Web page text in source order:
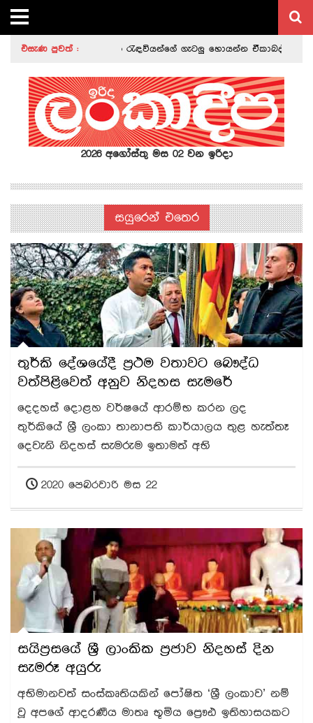
එසැණ පුවත් :
බන්ධනාගාර රැඳවියන්ගේ ගැටලු හොයන්න ඒකාබද්ධ යාන්ත්‍රණයක්
සංචාරක වීසාවලින් රැකියා කළ චීන්නුන්ට ලක්ෂ 70වක දඩ |
2026 අගෝස්තු මස 02 වන ඉරිදා
සයුරෙන් එතෙර
තුර්කි දේශයේදී ප්‍රථම වතාවට බෞද්ධ
වත්පිළිවෙත් අනුව නිදහස සැමරේ
දෙදහස් දොළහ වර්ෂයේ ආරම්භ කරන ලද
තුර්කියේ ශ්‍රී ලංකා තානාපති කාර්යාලය තුළ හැත්තෑ
දෙවැනි නිදහස් සැමරුම ඉතාමත් අභි
2020 පෙබරවාරි මස 22
සයිප්‍රසයේ ශ්‍රී ලාංකික ප්‍රජාව නිදහස් දින
සැමරූ අයුරු
අභිමානවත් සංස්කෘතියකින් පෝෂිත ‘ශ්‍රී ලංකාව’ නම්
වූ අපගේ ආදරණීය මාතෘ භූමිය ප්‍රෞඪ ඉතිහාසයකට